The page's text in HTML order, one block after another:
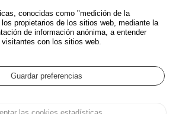
VIAL
conocidas como "medición de la
propietarios de los sitios web, mediante la
de información anónima, a entender
con los sitios web.
Guardar preferencias
las cookies estadísticas